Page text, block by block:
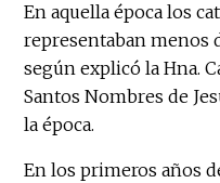
En aquella época los
representaban menos
según explicó la Hna.
Santos Nombres de
la época.
En los primeros años